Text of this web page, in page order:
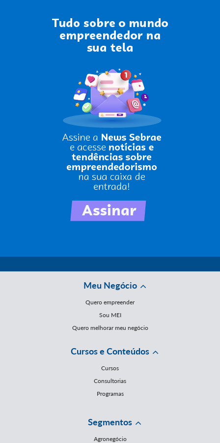
Meu Negócio
Quero empreender
Sou MEI
Quero melhorar meu negócio
Cursos e Conteúdos
Cursos
Consultorias
Programas
Segmentos
Agronegócio